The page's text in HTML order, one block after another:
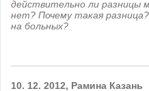
действительно ли разницы
нет? Почему такая
на больных?
10. 12. 2012, Рамина Казань